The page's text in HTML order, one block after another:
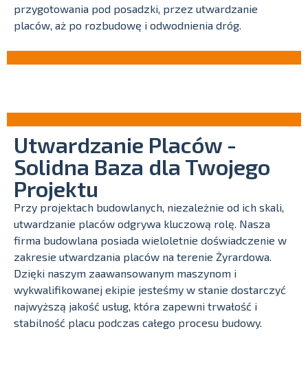
przygotowania pod posadzki, przez utwardzanie
placów, aż po rozbudowę i odwodnienia dróg.
Utwardzanie Placów -
Solidna Baza dla Twojego
Projektu
Przy projektach budowlanych, niezależnie od ich skali,
utwardzanie placów odgrywa kluczową rolę. Nasza
firma budowlana posiada wieloletnie doświadczenie w
zakresie utwardzania placów na terenie Żyrardowa.
Dzięki naszym zaawansowanym maszynom i
wykwalifikowanej ekipie jesteśmy w stanie dostarczyć
najwyższą jakość usług, która zapewni trwałość i
stabilność placu podczas całego procesu budowy.